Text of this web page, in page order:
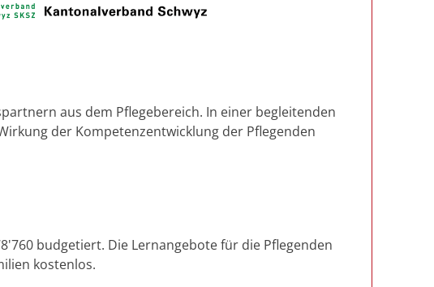
aus dem Pflegebereich. In einer begleitenden
der Kompetenzentwicklung der Pflegenden
budgetiert. Die Lernangebote für die Pflegenden
kostenlos.